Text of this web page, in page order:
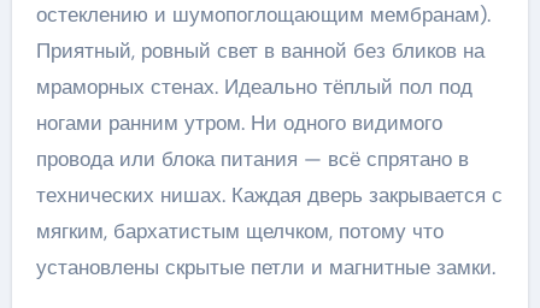
остеклению и шумопоглощающим мембранам).
Приятный, ровный свет в ванной без бликов на
мраморных стенах. Идеально тёплый пол под
ногами ранним утром. Ни одного видимого
провода или блока питания — всё спрятано в
технических нишах. Каждая дверь закрывается с
мягким, бархатистым щелчком, потому что
установлены скрытые петли и магнитные замки.